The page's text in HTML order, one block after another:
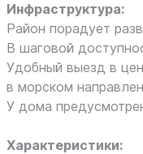
Инфраструктура:
Район порадует
В шаговой
Удобный выезд в
в морском
У дома
Характеристики: